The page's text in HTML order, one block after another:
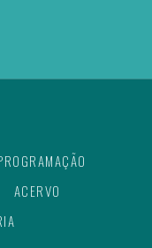
ACERVO